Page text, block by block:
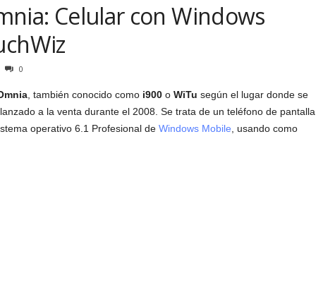
Celular con Windows
0
, también conocido como i900o WiTu según el lugar donde se
a la venta durante el 2008. Se trata de un teléfono de pantalla
operativo 6.1 Profesional de Windows Mobile , usando como